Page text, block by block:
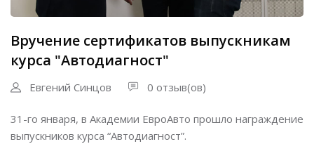
Вручение сертификатов выпускникам
курса "Автодиагност"
Евгений Синцов 0 отзыв(ов)
31-го января, в Академии ЕвроАвто прошло награждение
выпускников курса “Автодиагност”.